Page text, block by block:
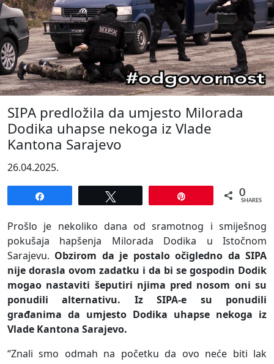
SIPA predložila da umjesto Milorada
Dodika uhapse nekoga iz Vlade
Kantona Sarajevo
26.04.2025.
0
SHARES
Prošlo je nekoliko dana od sramotnog i smiješnog
pokušaja hapšenja Milorada Dodika u Istočnom
Sarajevu. Obzirom da je postalo očigledno da SIPA
nije dorasla ovom zadatku i da bi se gospodin Dodik
mogao nastaviti šeputiri njima pred nosom oni su
ponudili alternativu. Iz SIPA-e su ponudili
građanima da umjesto Dodika uhapse nekoga iz
Vlade Kantona Sarajevo.
“Znali smo odmah na početku da ovo neće biti lak